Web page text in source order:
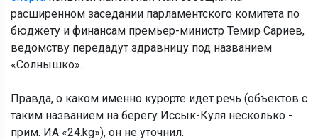
расширенном заседании парламентского комитета по
бюджету и финансам премьер-министр Темир Сариев,
ведомству передадут здравницу под названием
«Солнышко».
Правда, о каком именно курорте идет речь (объектов с
таким названием на берегу Иссык-Куля несколько -
прим. ИА «24.kg»), он не уточнил.